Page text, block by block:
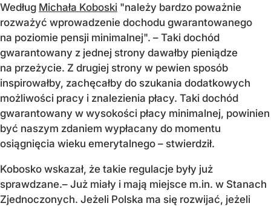
Według Michała Koboski "należy bardzo poważnie
rozważyć wprowadzenie dochodu gwarantowanego
na poziomie pensji minimalnej". – Taki dochód
gwarantowany z jednej strony dawałby pieniądze
na przeżycie. Z drugiej strony w pewien sposób
inspirowałby, zachęcałby do szukania dodatkowych
możliwości pracy i znalezienia płacy. Taki dochód
gwarantowany w wysokości płacy minimalnej, powinien
być naszym zdaniem wypłacany do momentu
osiągnięcia wieku emerytalnego – stwierdził.
Kobosko wskazał, że takie regulacje były już
sprawdzane.– Już miały i mają miejsce m.in. w Stanach
Zjednoczonych. Jeżeli Polska ma się rozwijać, jeżeli